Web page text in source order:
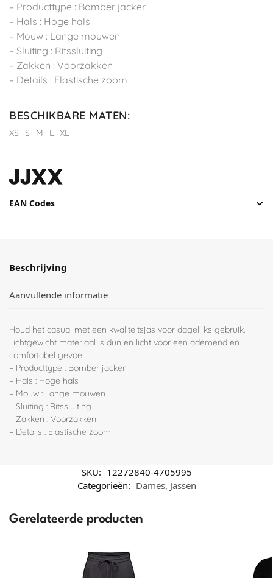
– Producttype : Bomber jacker
– Hals : Hoge hals
– Mouw : Lange mouwen
– Sluiting : Ritssluiting
– Zakken : Voorzakken
– Details : Elastische zoom
BESCHIKBARE MATEN:
XS S M L XL
EAN Codes
Beschrijving
Aanvullende informatie
Houd het casual met een kwaliteitsjas voor dagelijks gebruik.
Lichtgewicht materiaal is dun en licht voor een ademend en
comfortabel gevoel.
– Producttype : Bomber jacker
– Hals : Hoge hals
– Mouw : Lange mouwen
– Sluiting : Ritssluiting
– Zakken : Voorzakken
– Details : Elastische zoom
SKU: 12272840-4705995
Categorieën: Dames, Jassen
Gerelateerde producten